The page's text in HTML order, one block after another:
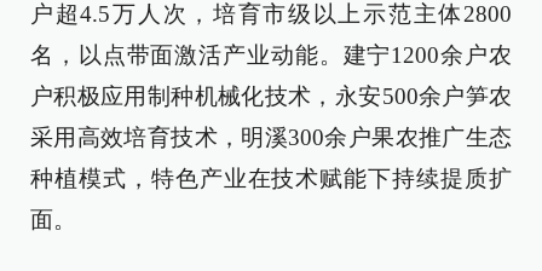
户超4.5万人次，培育市级以上示范主体2800
名，以点带面激活产业动能。建宁1200余户农
户积极应用制种机械化技术，永安500余户笋农
采用高效培育技术，明溪300余户果农推广生态
种植模式，特色产业在技术赋能下持续提质扩
面。